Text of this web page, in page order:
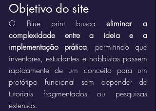
Objetivo do site
O Blue print busca eliminar a
complexidade entre a ideia e a
implementação prática, permitindo que
inventores, estudantes e hobbistas passem
rapidamente de um conceito para um
protótipo funcional sem depender de
tutoriais fragmentados ou pesquisas
extensas.